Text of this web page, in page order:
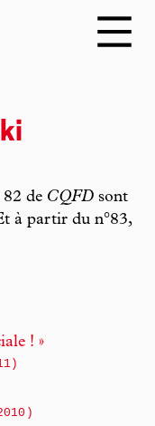
82 de CQFD sont
à partir du n°83,
! »